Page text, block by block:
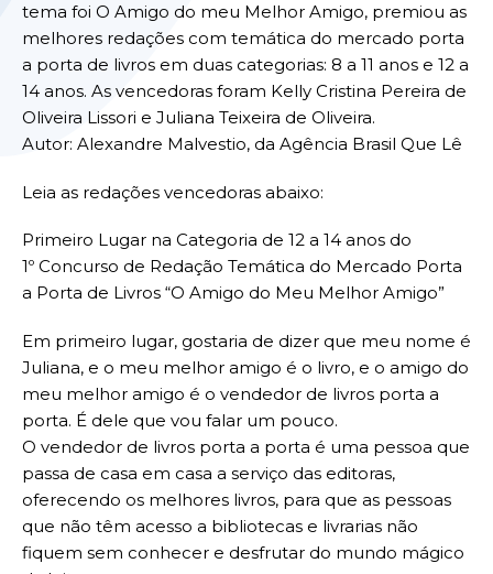
tema foi O Amigo do meu Melhor Amigo, premiou as
melhores redações com temática do mercado porta
a porta de livros em duas categorias: 8 a 11 anos e 12 a
14 anos. As vencedoras foram Kelly Cristina Pereira de
Oliveira Lissori e Juliana Teixeira de Oliveira.
Autor: Alexandre Malvestio, da Agência Brasil Que Lê
Leia as redações vencedoras abaixo:
Primeiro Lugar na Categoria de 12 a 14 anos do
1º Concurso de Redação Temática do Mercado Porta
a Porta de Livros “O Amigo do Meu Melhor Amigo”
Em primeiro lugar, gostaria de dizer que meu nome é
Juliana, e o meu melhor amigo é o livro, e o amigo do
meu melhor amigo é o vendedor de livros porta a
porta. É dele que vou falar um pouco.
O vendedor de livros porta a porta é uma pessoa que
passa de casa em casa a serviço das editoras,
oferecendo os melhores livros, para que as pessoas
que não têm acesso a bibliotecas e livrarias não
fiquem sem conhecer e desfrutar do mundo mágico